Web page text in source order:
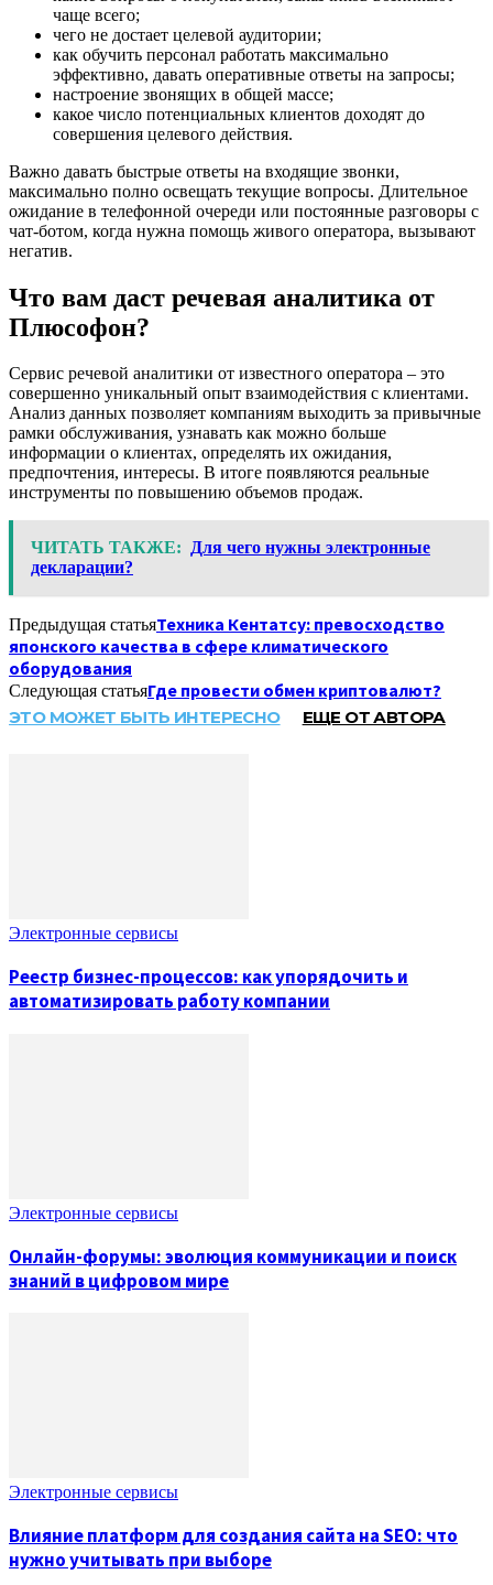
чаще всего;
чего не достает целевой аудитории;
как обучить персонал работать максимально
эффективно, давать оперативные ответы на запросы;
настроение звонящих в общей массе;
какое число потенциальных клиентов доходят до
совершения целевого действия.
Важно давать быстрые ответы на входящие звонки,
максимально полно освещать текущие вопросы. Длительное
ожидание в телефонной очереди или постоянные разговоры с
чат-ботом, когда нужна помощь живого оператора, вызывают
негатив.
Что вам даст речевая аналитика от
Плюсофон?
Сервис речевой аналитики от известного оператора – это
совершенно уникальный опыт взаимодействия с клиентами.
Анализ данных позволяет компаниям выходить за привычные
рамки обслуживания, узнавать как можно больше
информации о клиентах, определять их ожидания,
предпочтения, интересы. В итоге появляются реальные
инструменты по повышению объемов продаж.
ЧИТАТЬ ТАКЖЕ: Для чего нужны электронные
декларации?
Предыдущая статьяТехника Кентатсу: превосходство
японского качества в сфере климатического
оборудования
Следующая статьяГде провести обмен криптовалют?
ЭТО МОЖЕТ БЫТЬ ИНТЕРЕСНО ЕЩЕ ОТ АВТОРА
Электронные сервисы
Реестр бизнес-процессов: как упорядочить и
автоматизировать работу компании
Электронные сервисы
Онлайн-форумы: эволюция коммуникации и поиск
знаний в цифровом мире
Электронные сервисы
Влияние платформ для создания сайта на SEO: что
нужно учитывать при выборе